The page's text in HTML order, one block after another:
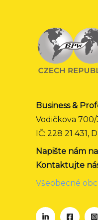
Business &
Vodičkova 700/
IČ: 228 21 431,
Napište nám
Kontaktujte
Všeobecné